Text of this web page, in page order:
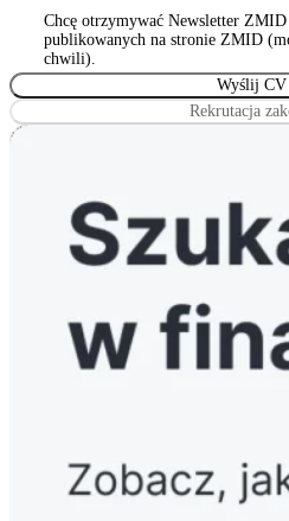
stowarzyszeń, innych organizacji
Wyrażam zgodę na przetwarzanie
osobowych przez Związek
Warszawie 00-815, ul. Sienna 93/2,
stowarzyszeń, innych organizacji
Chcę otrzymywać Newsletter
publikowanych na stronie ZMID
chwili).
Rekrutacja